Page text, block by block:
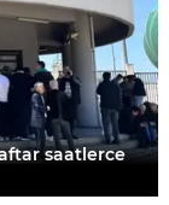
saatlerce